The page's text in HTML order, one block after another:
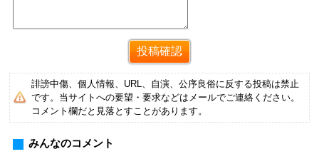
誹謗中傷、個人情報、URL、自演、公序良俗に反する投稿は禁止
です。当サイトへの要望・要求などはメールでご連絡ください。
コメント欄だと見落とすことがあります。
みんなのコメント